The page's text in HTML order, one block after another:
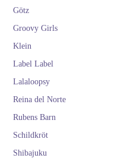
Götz
Groovy Girls
Klein
Label Label
Lalaloopsy
Reina del Norte
Rubens Barn
Schildkröt
Shibajuku